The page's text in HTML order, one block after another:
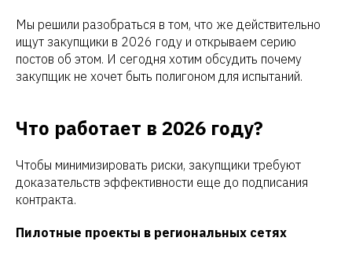
Мы решили разобраться в том, что же действительно
ищут закупщики в 2026 году и открываем серию
постов об этом. И сегодня хотим обсудить почему
закупщик не хочет быть полигоном для испытаний.
Что работает в 2026 году?
Чтобы минимизировать риски, закупщики требуют
доказательств эффективности еще до подписания
контракта.
Пилотные проекты в региональных сетях